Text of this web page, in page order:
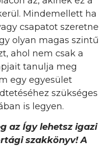
Mindemellett ha
csapatot szeretne
olyan magas szintű
ahol nem csak a
tanulja meg
egy egyesület
szükséges
is legyen.
az Így lehetsz igazi
szakkönyv! A